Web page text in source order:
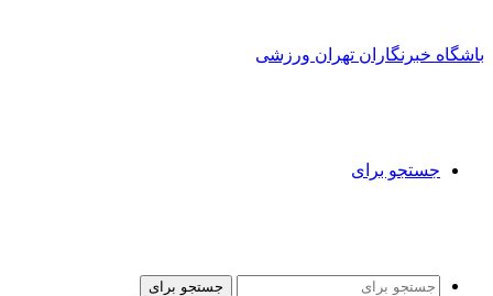
باشگاه خبرنگاران تهران ورزشی
جستجو برای
جستجو برای